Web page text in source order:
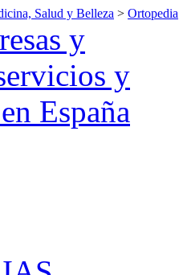
Salud y Belleza > Ortopedia